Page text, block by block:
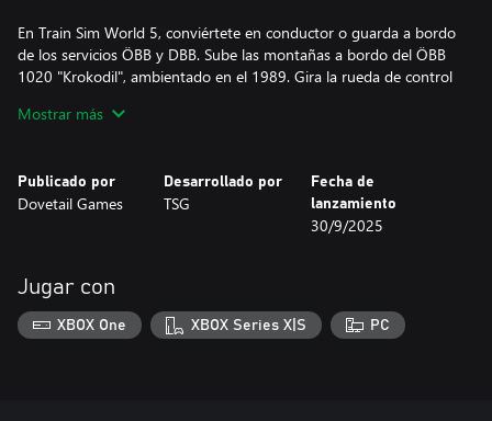
En Train Sim World 5, conviértete en conductor o guarda a bordo
de los servicios ÖBB y DBB. Sube las montañas a bordo del ÖBB
1020 "Krokodil", ambientado en el 1989. Gira la rueda de control
mientras transportas turistas de esquí y mercancías locales. Al
cuestas.
Mostrar más
Publicado por
Dovetail Games
Desarrollado por
TSG
Fecha de
lanzamiento
30/9/2025
Jugar con
XBOX One XBOX Series X|S PC